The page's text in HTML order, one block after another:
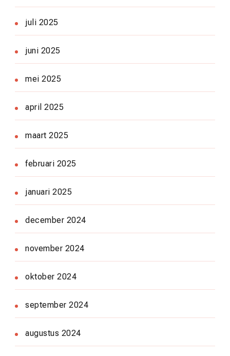
juli 2025
juni 2025
mei 2025
april 2025
maart 2025
februari 2025
januari 2025
december 2024
november 2024
oktober 2024
september 2024
augustus 2024